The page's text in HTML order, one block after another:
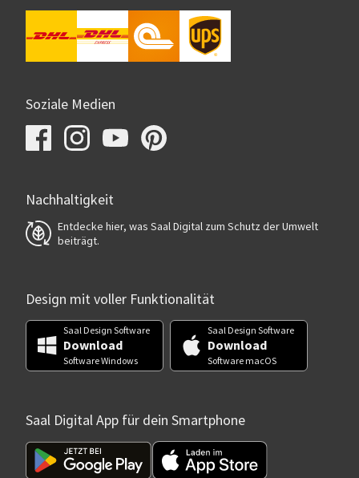
Soziale Medien
Nachhaltigkeit
Entdecke hier, was Saal Digital zum Schutz der Umwelt
beiträgt.
Design mit voller Funktionalität
Saal Design Software
Download
Software Windows
Saal Design Software
Download
Software macOS
Saal Digital App für dein Smartphone